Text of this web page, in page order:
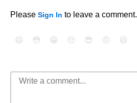
Please Sign In to leave a comment.
😄 😳 😁 😒 😎 😠 😆